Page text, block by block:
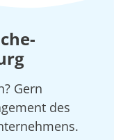
Gern
des